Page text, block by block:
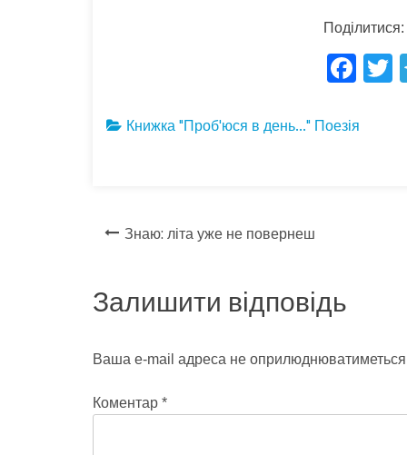
Поділитися:
F
e
Книжка "Проб'юся в день..." Поезія
Навігація
Знаю: літа уже не повернеш
Залишити відповідь
Ваша e-mail адреса не
Коментар *